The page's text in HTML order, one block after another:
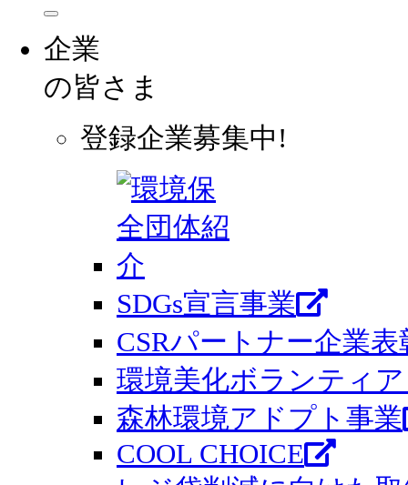
企業
の皆さま
登録企業募集中!
SDGs宣言事業
CSRパートナー企業表
環境美化ボランティ
森林環境アドプト事業
COOL CHOICE